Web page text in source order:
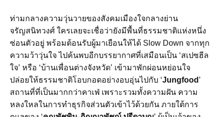
ท่ามกลางความวุ่นวายของสังคมเมืองใจกลางย่าน
จรัญสนิทวงศ์ ใครเลยจะเชื่อว่ายังมีพื้นที่ธรรมชาติแห่งหนึ่ง
ซ่อนตัวอยู่ พร้อมต้อนรับผู้มาเยือนให้ได้ Slow Down จากทุก
ความว้าวุ่นใจ ไปค้นพบอีกบรรยากาศที่เสมือนเป็น ‘สเปซฮีล
ใจ’ หรือ ‘บ้านเพื่อนต่างจังหวัด’ เข้ามาพักผ่อนหย่อนใจ
ปล่อยให้ธรรมชาติโอบกอดอย่างอบอุ่นไปกับ ‘Jungfood ’
สถานที่ที่เป็นมากกว่าคาเฟ่ เพราะรวมทั้งความฝัน ความ
หลงใหลในการทำธุรกิจส่วนตัวเข้าไว้ด้วยกัน ภายใต้การ